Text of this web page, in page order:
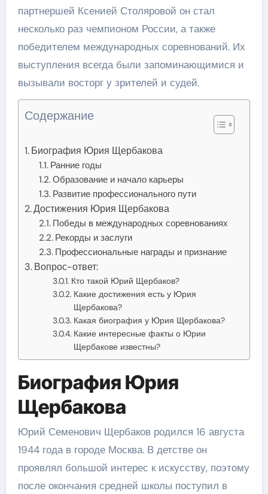
партнершей Ксенией Столяровой он стал
несколько раз чемпионом России, а также
победителем международных соревнований. Их
выступления всегда были запоминающимися и
вызывали восторг у зрителей и судей.
Содержание
Биография Юрия Щербакова
Ранние годы
Образование и начало карьеры
Развитие профессионального пути
Достижения Юрия Щербакова
Победы в международных соревнованиях
Рекорды и заслуги
Профессиональные награды и признание
Вопрос-ответ:
Кто такой Юрий Щербаков?
Какие достижения есть у Юрия
Щербакова?
Какая биография у Юрия Щербакова?
Какие интересные факты о Юрии
Щербакове известны?
Биография Юрия
Щербакова
Юрий Семенович Щербаков родился 16 августа
1944 года в городе Москва. В детстве он
проявлял большой интерес к искусству, поэтому
после окончания средней школы поступил в